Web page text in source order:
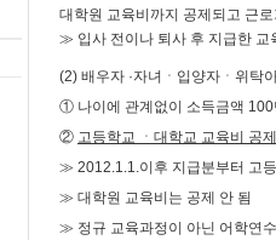
대학원 교육비까지 공제되고 근
≫ 입사 전이나 퇴사 후 지급한 교
(2) 배우자 ·자녀ㆍ입양자ㆍ위탁
① 나이에 관계없이 소득금액 100
② 고등학교 ㆍ대학교 교육비 공
≫ 2012.1.1.이후 지급분부터 고
≫ 대학원 교육비는 공제 안 됨
≫ 정규 교육과정이 아닌 어학연